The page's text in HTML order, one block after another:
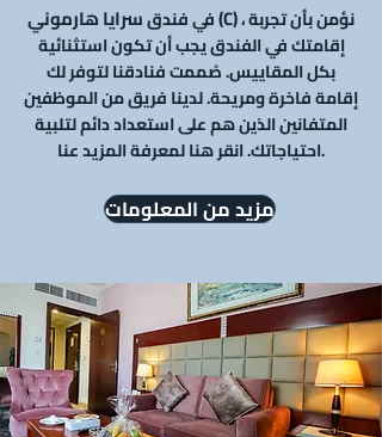
فيفندق سرايا هارموني (C)، نؤمنبأن تجربة
إقامتك في الفندق يجب أن تكون استثنائية
بكل المقاييس. صُممت فنادقنا لتوفر لك
إقامة فاخرة ومريحة. لدينا فريق من الموظفين
المتفانين الذين هم على استعداد دائم لتلبية
احتياجاتك. انقر هنا لمعرفة المزيد عنا.
مزيد من المعلومات